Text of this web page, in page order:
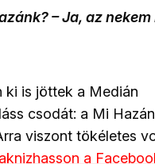
– Ja, az
ki is jöttek a Medián
csodát: a Mi
viszont tökéletes
a